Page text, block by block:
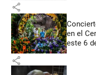
share
en el
este 6
share